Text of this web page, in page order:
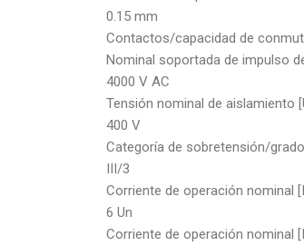
0.15 mm
Contactos/capacidad de
Nominal soportada de impulso
4000 V AC
Tensión nominal de aislamiento
400 V
Categoría de sobretensión/
III/3
Corriente de operación nominal [I
6 Un
Corriente de operación nominal [I